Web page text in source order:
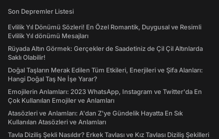
Son Depremler Listesi
Evlilik Yıl Dönümü Sözleri! En Özel Romantik, Duygusal ve Resimli
Evlilik Yıl dönümü Mesajları
Rüyada Altın Görmek: Gerçekler de Saadetiniz de Çil Çil Altınlarda
Saklı Olabilir!
Doğal Taşların Merak Edilen Tüm Etkileri, Enerjileri ve Şifa Alanları:
Hangi Doğal Taş Ne İşe Yarar?
Emojilerin Anlamları: 2023 WhatsApp, Instagram ve Twitter'da En
Çok Kullanılan Emojiler ve Anlamları
Atasözleri ve Anlamları: A'dan Z'ye Gündelik Hayatta En Sık
Kullanılan Atasözleri ve Anlamları
Tavla Diziliş Şekli Nasıldır? Erkek Tavlası ve Kız Tavlası Diziliş Şekilleri